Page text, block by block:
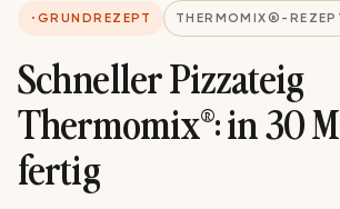
GRUNDREZEPT THERMOMIX®-
Schneller Pizzateig
Thermomix®: in 30
fertig